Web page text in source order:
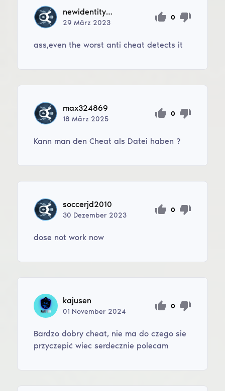
newidentityfordani84
29März 2023
0
ass,even the worst anti cheat detects it
max324869
18März 2025
0
Kann man den Cheat als Datei haben ?
soccerjd2010
30 Dezember 2023
0
dose not work now
kajusen
01 November 2024
0
Bardzo dobry cheat, nie ma do czego sie
przyczepić wiec serdecznie polecam